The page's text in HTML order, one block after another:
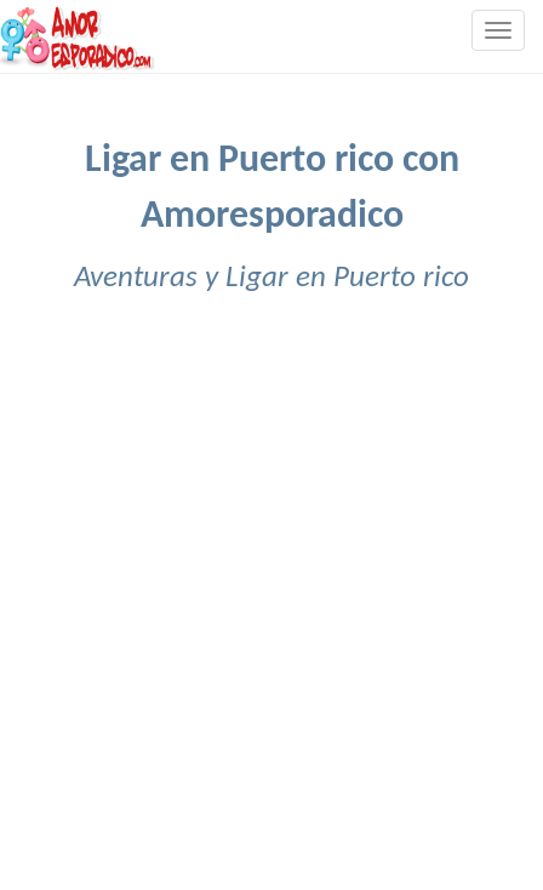
Ligar en Puerto rico con
Amoresporadico
Aventuras y Ligar en Puerto rico